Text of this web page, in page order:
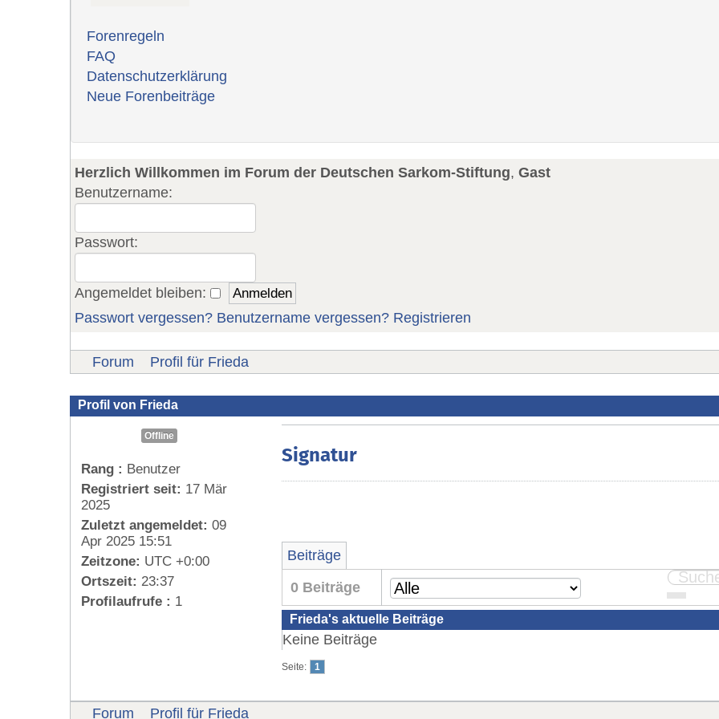
Forenregeln
FAQ
Datenschutzerklärung
Neue Forenbeiträge
Herzlich Willkommen im Forum der Deutschen Sarkom-Stiftung, Gast
Benutzername:
Passwort:
Angemeldet bleiben:
Passwort vergessen? Benutzername vergessen? Registrieren
Forum Profil für Frieda
Profil von Frieda
Offline
Rang : Benutzer
Registriert seit: 17 Mär
2025
Zuletzt angemeldet: 09
Apr 2025 15:51
Zeitzone: UTC +0:00
Ortszeit: 23:37
Profilaufrufe : 1
Signatur
Beiträge
0 Beiträge
Frieda's aktuelle Beiträge
Keine Beiträge
Seite: 1
Forum Profil für Frieda